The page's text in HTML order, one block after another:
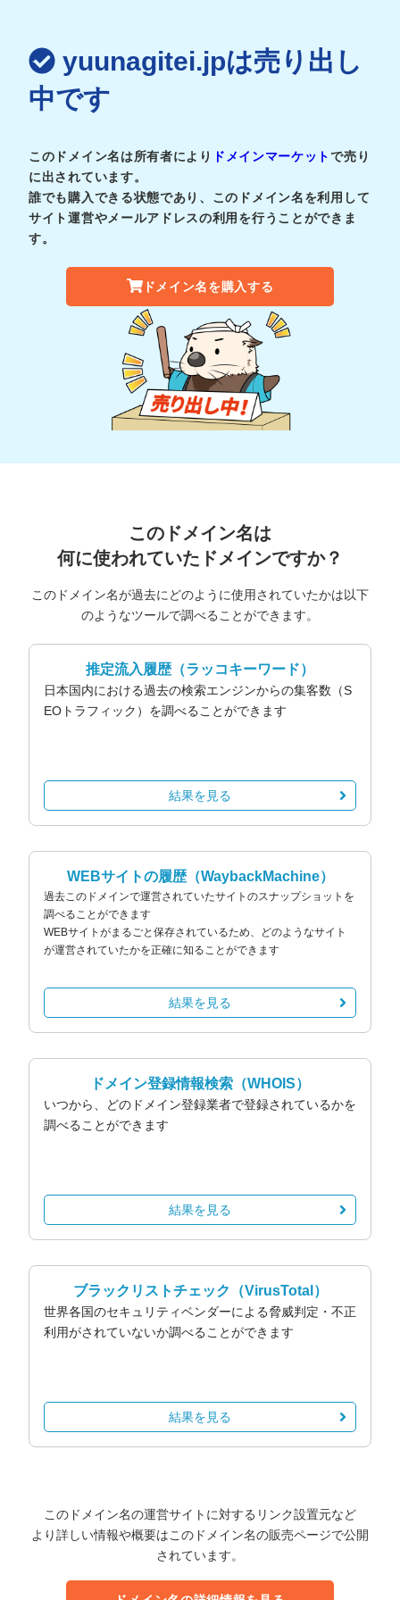
yuunagitei.jpは売り出し
中です
このドメイン名は所有者により ドメインマーケットで売り
に出されています。
誰でも購入できる状態であり、このドメイン名を利用して
サイト運営やメールアドレスの利用を行うことができま
す。
ドメイン名を購入する
このドメイン名は
何に使われていたドメインですか？
このドメイン名が過去にどのように使用されていたかは以下
のようなツールで調べることができます。
推定流入履歴（ラッコキーワード）
日本国内における過去の検索エンジンからの集客数（S
EOトラフィック）を調べることができます
結果を見る
WEBサイトの履歴（WaybackMachine）
過去このドメインで運営されていたサイトのスナップショットを
調べることができます
WEBサイトがまるごと保存されているため、どのようなサイト
が運営されていたかを正確に知ることができます
結果を見る
ドメイン登録情報検索 （WHOIS）
いつから、どのドメイン登録業者で登録されているかを
調べることができます
結果を見る
ブラックリストチェック （VirusTotal）
世界各国のセキュリティベンダーによる脅威判定・不正
利用がされていないか調べることができます
結果を見る
このドメイン名の運営サイトに対するリンク設置元など
より詳しい情報や概要はこのドメイン名の販売ページで公開
されています。